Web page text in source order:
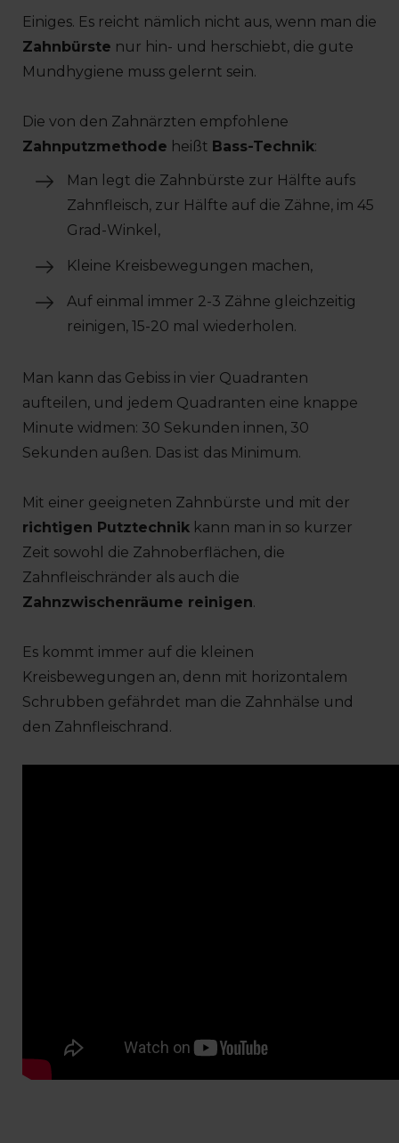
Einiges. Es reicht nämlich nicht aus, wenn man die
Zahnbürste nur hin- und herschiebt, die gute
Mundhygiene muss gelernt sein.
Die von den Zahnärzten empfohlene
Zahnputzmethode heißt Bass-Technik:
Man legt die Zahnbürste zur Hälfte aufs
Zahnfleisch, zur Hälfte auf die Zähne, im 45
Grad-Winkel,
Kleine Kreisbewegungen machen,
Auf einmal immer 2-3 Zähne gleichzeitig
reinigen, 15-20 mal wiederholen.
Man kann das Gebiss in vier Quadranten
aufteilen, und jedem Quadranten eine knappe
Minute widmen: 30 Sekunden innen, 30
Sekunden außen. Das ist das Minimum.
Mit einer geeigneten Zahnbürste und mit der
richtigen Putztechnik kann man in so kurzer
Zeit sowohl die Zahnoberflächen, die
Zahnfleischränder als auch die
Zahnzwischenräume reinigen.
Es kommt immer auf die kleinen
Kreisbewegungen an, denn mit horizontalem
Schrubben gefährdet man die Zahnhälse und
den Zahnfleischrand.